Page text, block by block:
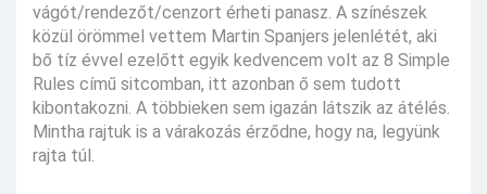
vágót/rendezőt/cenzort érheti panasz. A színészek
közül örömmel vettem Martin Spanjers jelenlétét, aki
bő tíz évvel ezelőtt egyik kedvencem volt az 8 Simple
Rules című sitcomban, itt azonban ő sem tudott
kibontakozni. A többieken sem igazán látszik az átélés.
Mintha rajtuk is a várakozás érződne, hogy na, legyünk
rajta túl.